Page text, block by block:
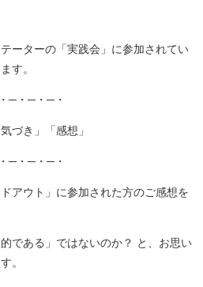
ーターの「実践会」に参加されてい
す。
─・─・─・
づき」「感想」
─・─・─・
アウト」に参加された方のご感想を
である」ではないのか？ と、お思い
。